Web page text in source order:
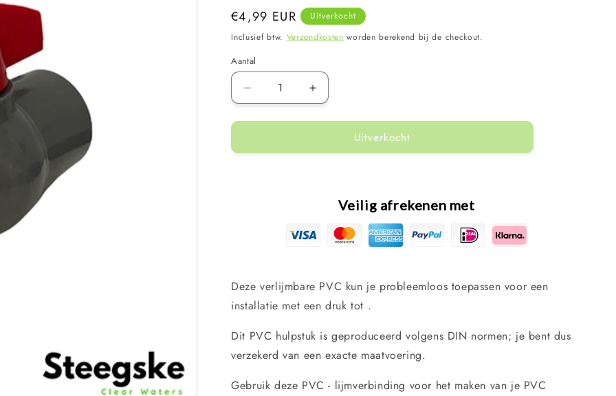
Normale
prijs
€4,99 EUR
Uitverkocht
Inclusief btw. Verzendkosten worden berekend bij de checkout.
Aantal
Aantal
verlagen
voor
PVC
Aantal
verhogen
voor
PVC
Uitverkocht
Veilig afrekenen met
Deze verlijmbare PVC kun je probleemloos toepassen voor een
installatie met een druk tot .
Dit PVC hulpstuk is geproduceerd volgens DIN normen; je bent dus
verzekerd van een exacte maatvoering.
Gebruik deze PVC - lijmverbinding voor het maken van je PVC